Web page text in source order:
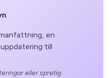
en
till
eller spretig